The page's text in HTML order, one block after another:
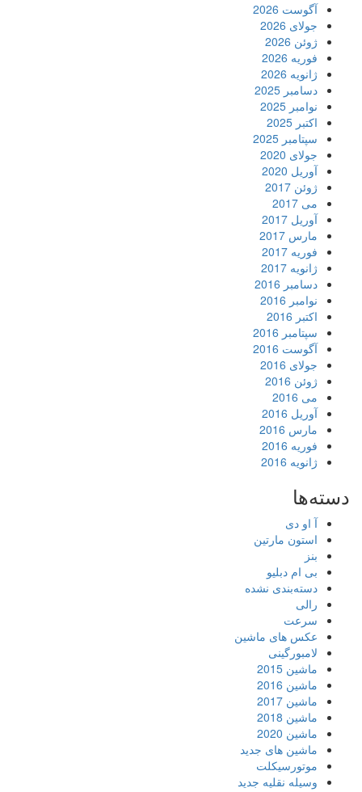
آگوست 2026
جولای 2026
ژوئن 2026
فوریه 2026
ژانویه 2026
دسامبر 2025
نوامبر 2025
اکتبر 2025
سپتامبر 2025
جولای 2020
آوریل 2020
ژوئن 2017
می 2017
آوریل 2017
مارس 2017
فوریه 2017
ژانویه 2017
دسامبر 2016
نوامبر 2016
اکتبر 2016
سپتامبر 2016
آگوست 2016
جولای 2016
ژوئن 2016
می 2016
آوریل 2016
مارس 2016
فوریه 2016
ژانویه 2016
دسته‌ها
آ او دی
استون مارتین
بنز
بی ام دبلیو
دسته‌بندی نشده
رالی
سرعت
عکس های ماشین
لامبورگینی
ماشین 2015
ماشین 2016
ماشین 2017
ماشین 2018
ماشین 2020
ماشین های جدید
موتورسیکلت
وسیله نقلیه جدید